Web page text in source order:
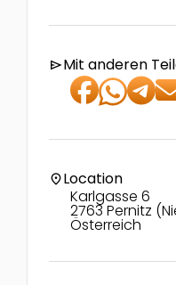
sendMit anderen
location_onLocation
Karlgasse 6
2763 Pernitz
Österreich